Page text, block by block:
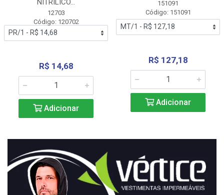
NITRÍLICO...
12703
Código: 120702
R$ 14,68
Adicionar
151091
Código: 151091
R$ 127,18
Adicionar